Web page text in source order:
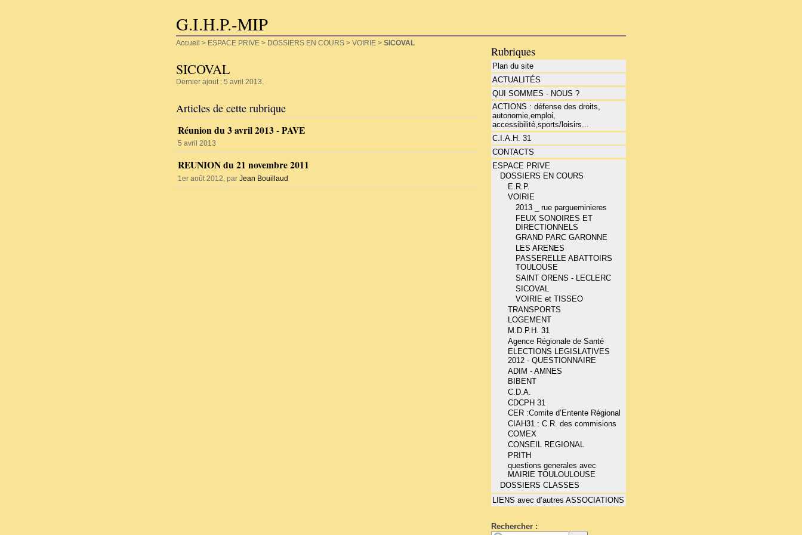
G.I.H.P.-MIP
Accueil > ESPACE PRIVE > DOSSIERS EN COURS > VOIRIE > SICOVAL
SICOVAL
Dernier ajout : 5 avril 2013.
Articles de cette rubrique
Réunion du 3 avril 2013 - PAVE
5 avril 2013
REUNION du 21 novembre 2011
1er août 2012, par Jean Bouillaud
Rubriques
Plan du site
ACTUALITÉS
QUI SOMMES - NOUS ?
ACTIONS : défense des droits,
autonomie,emploi,
accessibilité,sports/loisirs...
C.I.A.H. 31
CONTACTS
ESPACE PRIVE
DOSSIERS EN COURS
E.R.P.
VOIRIE
2013 _ rue pargueminieres
FEUX SONOIRES ET
DIRECTIONNELS
GRAND PARC GARONNE
LES ARENES
PASSERELLE ABATTOIRS
TOULOUSE
SAINT ORENS - LECLERC
SICOVAL
VOIRIE et TISSEO
TRANSPORTS
LOGEMENT
M.D.P.H. 31
Agence Régionale de Santé
ELECTIONS LEGISLATIVES
2012 - QUESTIONNAIRE
ADIM - AMNES
BIBENT
C.D.A.
CDCPH 31
CER :Comite d’Entente Régional
CIAH31 : C.R. des commisions
COMEX
CONSEIL REGIONAL
PRITH
questions generales avec
MAIRIE TOULOULOUSE
DOSSIERS CLASSES
LIENS avec d’autres ASSOCIATIONS
Rechercher :